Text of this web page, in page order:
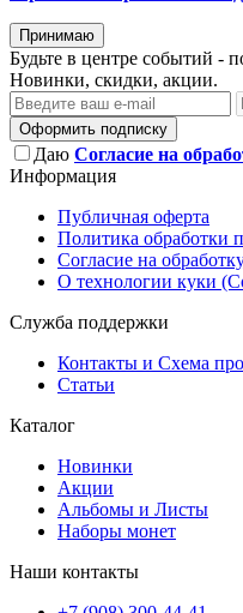
Принимаю
Будьте в центре событий -
Новинки, скидки, акции.
Оформить подписку
Даю Согласие на
Информация
Публичная оферта
Политика обработки
Согласие на
О технологии куки
Служба поддержки
Контакты и Схема
Статьи
Каталог
Новинки
Акции
Альбомы и Листы
Наборы монет
Наши контакты